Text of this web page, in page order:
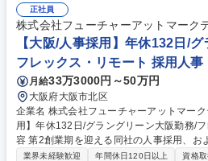
しており、企画や要件定義等の上流工程を中心に
【大阪/社内SE】IT業務全般・DX化の推進/
正社員
株式会社フューチャーアットマーク
【大阪/人事採用】年休132日/
フレックス・リモート 採用人事
月給33万3000円～50万円
大阪府大阪市北区
企業名 株式会社フューチャーアットマークテクノ 求人名 【大
用】年休132日/グラングリーン大阪勤務/フレッ
容 第2創業期を迎える同社の人事採用、お
（業界特化型の人材プラットフォーム）の
業界未経験歓迎 年間休日120日以上
資格